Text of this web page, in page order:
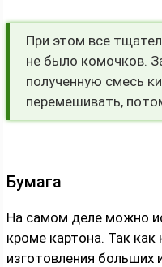
При этом все
не было комочков.
полученную смесь
перемешивать,
Бумага
На самом деле можно
кроме картона. Так как
изготовления больших